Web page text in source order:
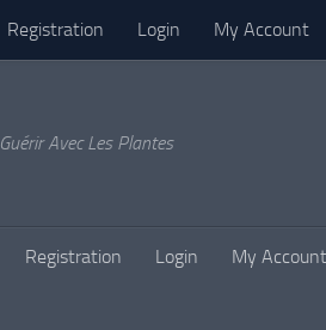
Registration Login My Account
Guérir Avec Les Plantes
Registration Login My Account